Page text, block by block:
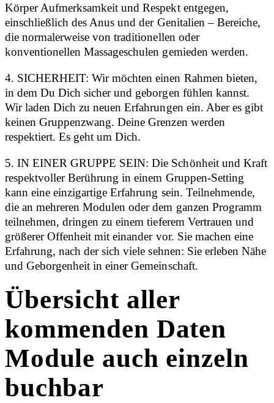
Körper Aufmerksamkeit und Respekt entgegen,
einschließlich des Anus und der Genitalien – Bereiche,
die normalerweise von traditionellen oder
konventionellen Massageschulen gemieden werden.
4. SICHERHEIT: Wir möchten einen Rahmen bieten,
in dem Du Dich sicher und geborgen fühlen kannst.
Wir laden Dich zu neuen Erfahrungen ein. Aber es gibt
keinen Gruppenzwang. Deine Grenzen werden
respektiert. Es geht um Dich.
5. IN EINER GRUPPE SEIN: Die Schönheit und Kraft
respektvoller Berührung in einem Gruppen-Setting
kann eine einzigartige Erfahrung sein. Teilnehmende,
die an mehreren Modulen oder dem ganzen Programm
teilnehmen, dringen zu einem tieferem Vertrauen und
größerer Offenheit mit einander vor. Sie machen eine
Erfahrung, nach der sich viele sehnen: Sie erleben Nähe
und Geborgenheit in einer Gemeinschaft.
Übersicht aller
kommenden Daten
Module auch einzeln
buchbar